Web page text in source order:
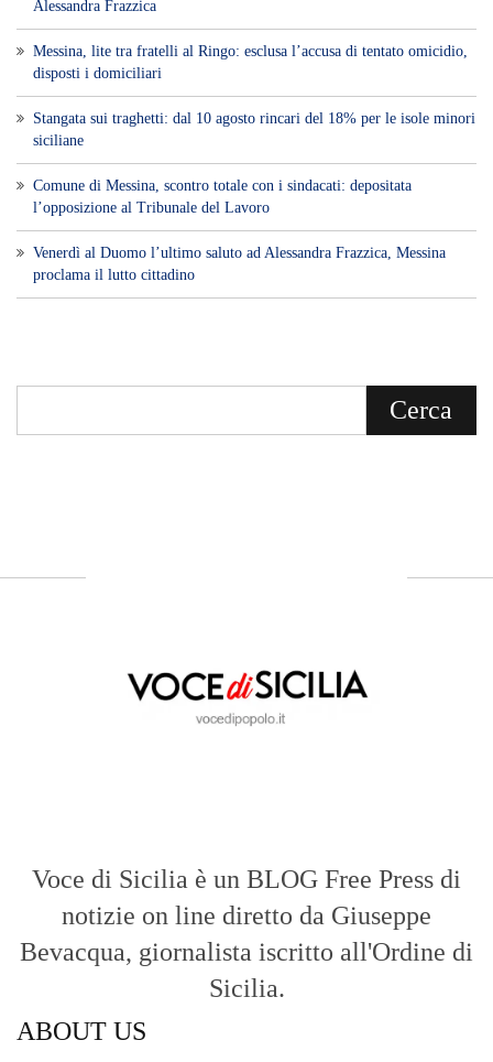
Alessandra Frazzica
Messina, lite tra fratelli al Ringo: esclusa l’accusa di tentato omicidio,
disposti i domiciliari
Stangata sui traghetti: dal 10 agosto rincari del 18% per le isole minori
siciliane
Comune di Messina, scontro totale con i sindacati: depositata
l’opposizione al Tribunale del Lavoro
Venerdì al Duomo l’ultimo saluto ad Alessandra Frazzica, Messina
proclama il lutto cittadino
Voce di Sicilia è un BLOG Free Press di
notizie on line diretto da Giuseppe
Bevacqua, giornalista iscritto all'Ordine di
Sicilia.
ABOUT US